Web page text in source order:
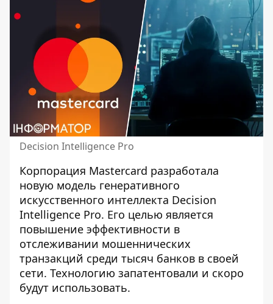
Decision Intelligence Pro
Корпорация Mastercard разработала
новую модель генеративного
искусственного интеллекта Decision
Intelligence Pro. Его целью является
повышение эффективности в
отслеживании мошеннических
транзакций среди тысяч банков в своей
сети. Технологию запатентовали и скоро
будут использовать.